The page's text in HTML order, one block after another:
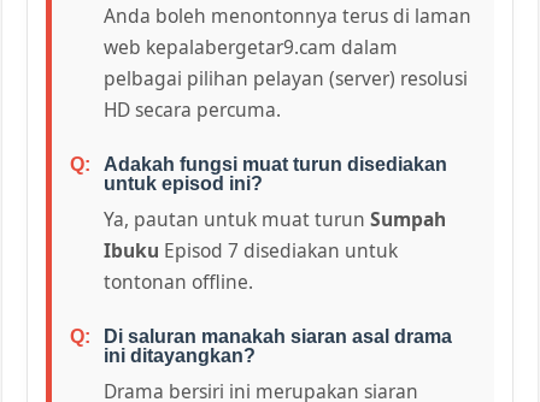
Anda boleh menontonnya terus di laman
web kepalabergetar9.cam dalam
pelbagai pilihan pelayan (server) resolusi
HD secara percuma.
Adakah fungsi muat turun disediakan
untuk episod ini?
Ya, pautan untuk muat turunSumpah
Ibuku Episod 7 disediakan untuk
tontonan offline.
Di saluran manakah siaran asal drama
ini ditayangkan?
Drama bersiri ini merupakan siaran